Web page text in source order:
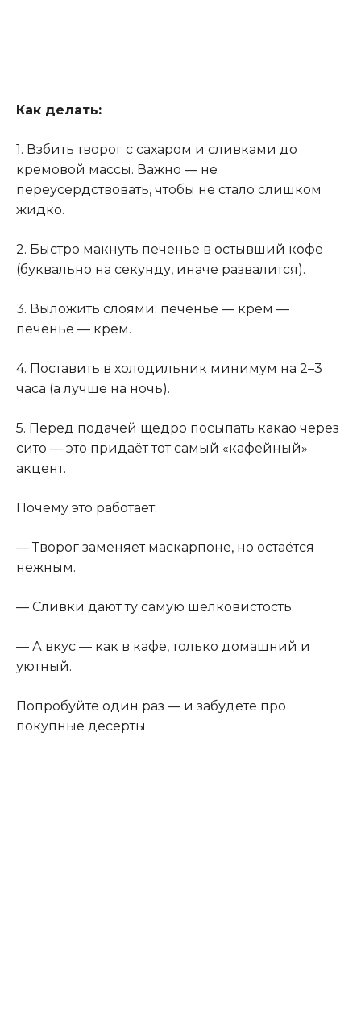
Как делать:
1. Взбить творог с сахаром и сливками до
кремовой массы. Важно — не
переусердствовать, чтобы не стало слишком
жидко.
2. Быстро макнуть печенье в остывший кофе
(буквально на секунду, иначе развалится).
3. Выложить слоями: печенье — крем —
печенье — крем.
4. Поставить в холодильник минимум на 2–3
часа (а лучше на ночь).
5. Перед подачей щедро посыпать какао через
сито — это придаёт тот самый «кафейный»
акцент.
Почему это работает:
— Творог заменяет маскарпоне, но остаётся
нежным.
— Сливки дают ту самую шелковистость.
— А вкус — как в кафе, только домашний и
уютный.
Попробуйте один раз — и забудете про
покупные десерты.